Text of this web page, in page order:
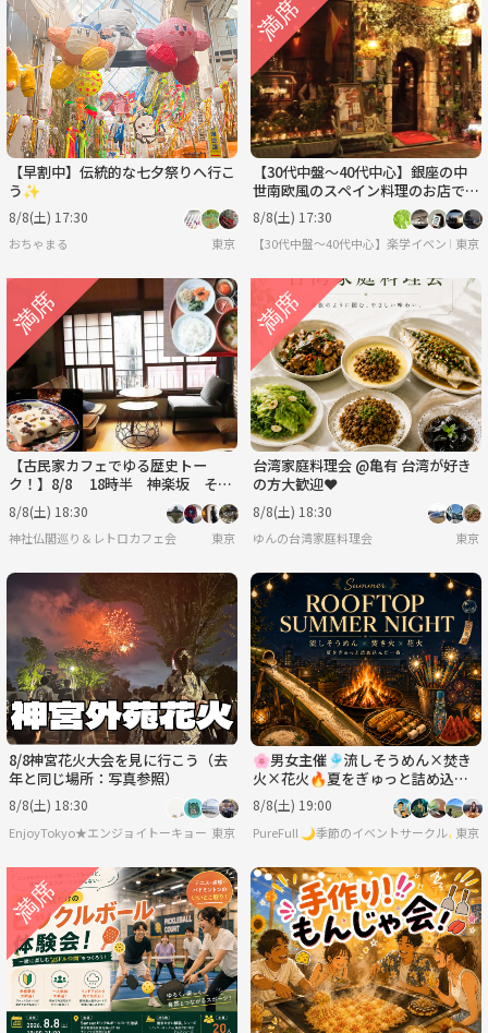
【早割中】伝統的な七夕祭りへ行こ
う✨
8/8(土) 17:30
おちゃまる 東京
【30代中盤〜40代中心】銀座の中
世南欧風のスペイン料理のお店で食
事会
8/8(土) 17:30
【30代中盤〜40代中心】楽学イベント・
東京
【古民家カフェでゆる歴史トー
ク！】8/8 18時半 神楽坂 そよ
や江戸端【参加費還元！】
8/8(土) 18:30
神社仏閣巡り＆レトロカフェ会 東京
台湾家庭料理会 @亀有 台湾が好き
の方大歓迎❤️
8/8(土) 18:30
ゆんの台湾家庭料理会 東京
8/8神宮花火大会を見に行こう（去
年と同じ場所：写真参照）
8/8(土) 18:30
EnjoyTokyo★エンジョイトーキョー 〜気持ちだけでも国際派〜
東京
🌸男女主催🎐流しそうめん×焚き
火×花火🔥夏をぎゅっと詰め込ん
だ一夜✨手ぶらOK👌🏻
8/8(土) 19:00
PureFull 🌙季節のイベントサークル✨ 特
東京